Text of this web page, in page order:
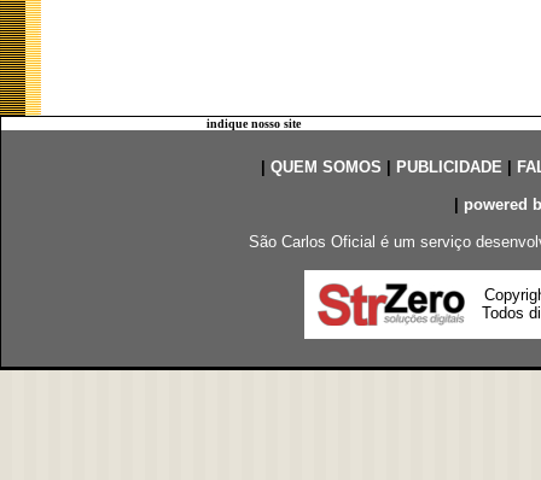
indique nosso site
QUEM SOMOS PUBLICIDADE|
powered
São Carlos Oficial é um serviço
Todos